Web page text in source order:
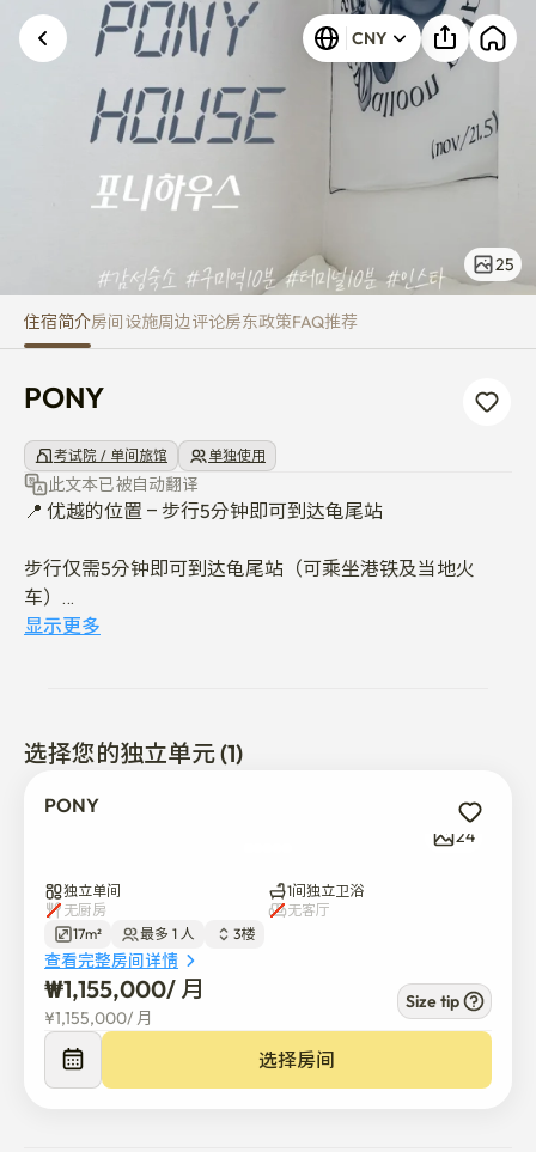
PONY CNY
25
住宿简介房间设施周边评论房东政策FAQ推荐
PONY
考试院 / 单间旅馆 单独使用
此文本已被自动翻译
📍 优越的位置 – 步行5分钟即可到达龟尾站
步行仅需5分钟即可到达龟尾站（可乘坐港铁及当地火
车）
🏠 安静简单的私人空间
干净且维护良好的内部空间，随时可入住
良好的自然光线和通风使其生活舒适。
🛋️ 提供必备家具 – 实用设置
包括床、书桌和衣橱
显示更多
选择您的独立单元 (1)
PONY
24
独立单间
1间独立卫浴
无厨房
无客厅
17m²
最多 1 人 3楼
查看完整房间详情
₩1,155,000/ 月
¥1,155,000/ 月
Size tip
选择房间
发生未知错误。请重试。